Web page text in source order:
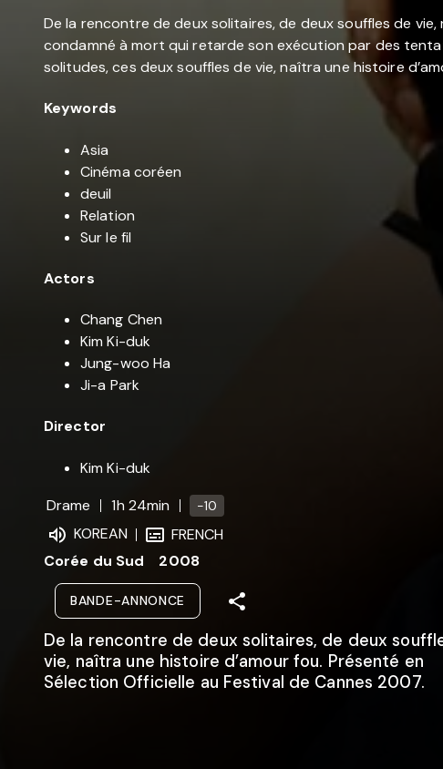
De la rencontre de deux solitaires, de deux souffles de
condamné à mort qui retarde son exécution par des
solitudes, ces deux souffles de vie, naîtra une histoire
Keywords
Asia
Cinéma coréen
deuil
Relation
Sur le fil
Actors
Chang Chen
Kim Ki-duk
Jung-woo Ha
Ji-a Park
Director
Kim Ki-duk
Drame
1h 24min -10
KOREAN
FRENCH
Corée du Sud
2008
BANDE-ANNONCE
De la rencontre de deux solitaires, de deux
vie, naîtra une histoire d’amour fou. Présenté en
Sélection Officielle au Festival de Cannes 2007.